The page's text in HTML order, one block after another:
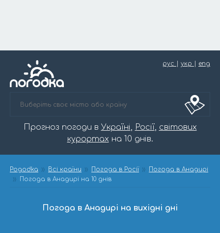
рус укр eng
Прогноз погоди в Україні, Росії, світових
курортах на 10 днів.
Pogodka Всі країни Погода в Росії
Погода в Анадирі
Погода в Анадирі на 10 днів
Погода в Анадирі на вихідні дні